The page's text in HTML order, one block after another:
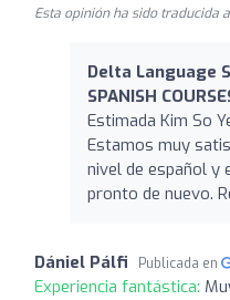
Esta opinión ha sido traducida
Delta Language
SPANISH
Estimada Kim So
Estamos muy
nivel de español y
pronto de nuevo.
Dániel Pálfi Publicada en
Experiencia fantástica: